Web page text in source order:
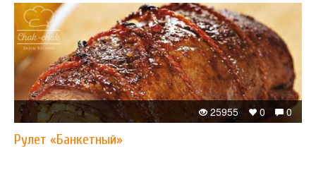
0
0
25955
Рулет «Банкетный»